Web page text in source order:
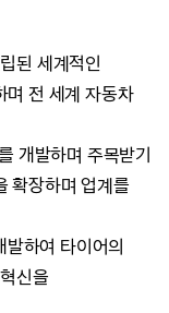
된 세계적인
며 전 세계 자동차
개발하며 주목받기
확장하며 업계를
하여 타이어의
신을